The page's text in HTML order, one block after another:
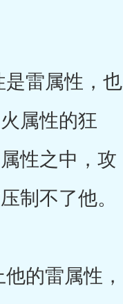
雷属性，也
属性的狂
性之中，攻
制不了他。
的雷属性，